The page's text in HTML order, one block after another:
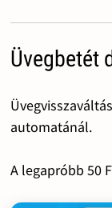
Üvegbetét
automatánál.
A legapróbb 50